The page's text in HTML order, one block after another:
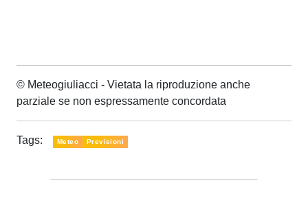
© Meteogiuliacci - Vietata la riproduzione anche
parziale se non espressamente concordata
Tags: Meteo Previsioni